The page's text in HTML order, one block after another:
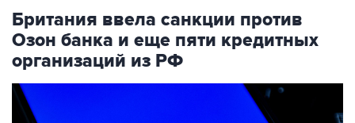
Британия ввела санкции против
Озон банка и еще пяти кредитных
организаций из РФ